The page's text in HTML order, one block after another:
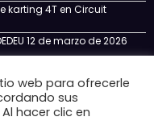
karting 4T en Circuit
12 de marzo de 2026
SKC CATALUÑA
web para ofrecerle
sus
hacer clic en